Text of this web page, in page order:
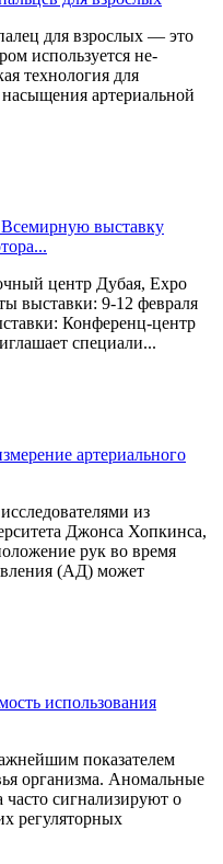
для взрослых — это
используется не-
технология для
артериальной
Всемирную выставку
центр Дубая, Expo
выставки: 9-12 февраля
Конференц-центр
специали...
артериального
из
Джонса Хопкинса,
рук во время
(АД) может
использования
показателем
организма. Аномальные
часто сигнализируют о
регуляторных